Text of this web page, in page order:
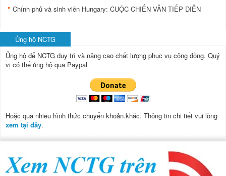
Chính phủ và sinh viên Hungary: CUỘC CHIẾN VẪN TIẾP DIỄN
Ủng hộ NCTG
Ủng hộ để NCTG duy trì và nâng cao chất lượng phục vụ cộng đồng. Quý
vị có thể ủng hộ qua Paypal
Hoặc qua nhiều hình thức chuyển khoản.khác. Thông tin chi tiết vui lòng
xem tại đây.